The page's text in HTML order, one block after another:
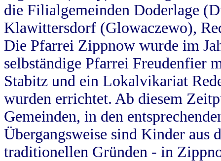
die Filialgemeinden Doderlage
Klawittersdorf (Glowaczewo),
Die Pfarrei Zippnow wurde im
selbständige Pfarrei Freudenfier
Stabitz und ein Lokalvikariat
wurden errichtet. Ab diesem
Gemeinden, in den
Übergangsweise sind Kinder aus
traditionellen Gründen - in